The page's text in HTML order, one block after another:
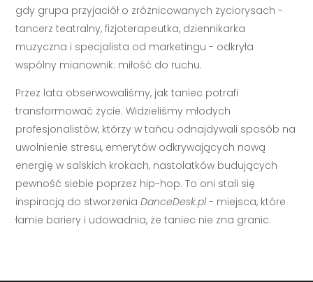
gdy grupa przyjaciół o zróżnicowanych życiorysach -
tancerz teatralny, fizjoterapeutka, dziennikarka
muzyczna i specjalista od marketingu - odkryła
wspólny mianownik: miłość do ruchu.
Przez lata obserwowaliśmy, jak taniec potrafi
transformować życie. Widzieliśmy młodych
profesjonalistów, którzy w tańcu odnajdywali sposób na
uwolnienie stresu, emerytów odkrywających nową
energię w salskich krokach, nastolatków budujących
pewność siebie poprzez hip-hop. To oni stali się
inspiracją do stworzeniaDanceDesk.pl - miejsca, które
łamie bariery i udowadnia, że taniec nie zna granic.